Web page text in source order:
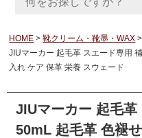
HOME 靴クリーム・靴墨・WAX
JIUマーカー 起毛革 スエード専用
入れ ケア 保革 栄養 スウェード
JIUマーカー 起毛革
50mL 起毛革 色褪